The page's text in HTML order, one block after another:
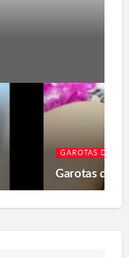
GAROTAS DE
Garotas de